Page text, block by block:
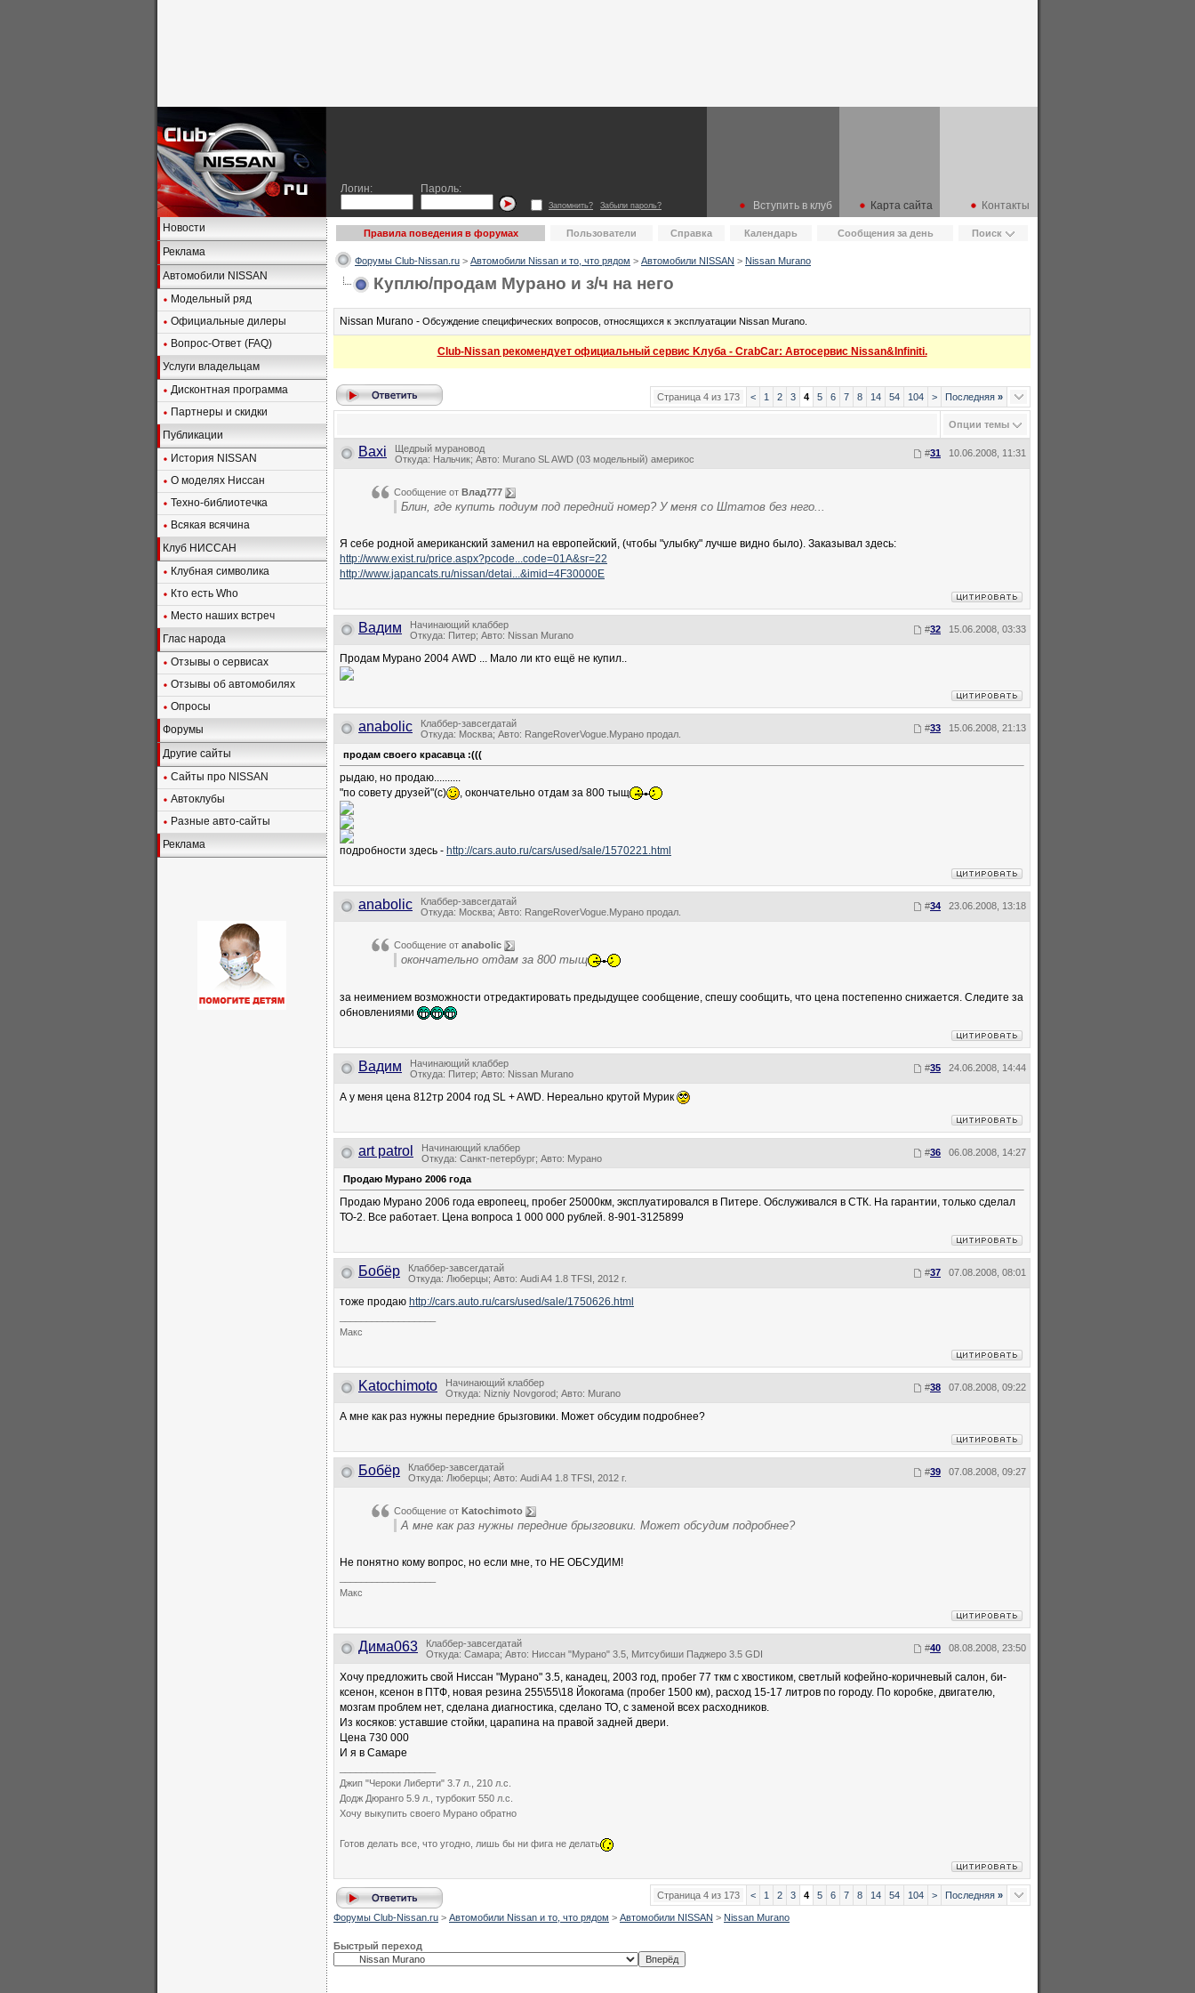
Логин: Пароль:
Запомнить? Забыли пароль? Вступить в клуб Карта сайта
Контакты
Новости
Реклама
Автомобили NISSAN
Модельный ряд
Официальные дилеры
Вопрос-Ответ (FAQ)
Услуги владельцам
Дисконтная программа
Партнеры и скидки
Публикации
История NISSAN
О моделях Ниссан
Техно-библиотечка
Всякая всячина
Клуб НИССАН
Клубная символика
Кто есть Who
Место наших встреч
Глас народа
Отзывы о сервисах
Отзывы об автомобилях
Опросы
Форумы
Другие сайты
Сайты про NISSAN
Автоклубы
Разные авто-сайты
Реклама
Правила поведения в форумах Пользователи Справка Календарь Сообщения за день Поиск
Форумы Club-Nissan.ru > Автомобили Nissan и то, что рядом > Автомобили NISSAN > Nissan Murano
Куплю/продам Мурано и з/ч на него
Nissan Murano - Обсуждение специфических вопросов, относящихся к эксплуатации Nissan Murano.
Club-Nissan рекомендует официальный сервис Kлуба - CrabCar: Автосервис Nissan&Infiniti.
Страница 4 из 173 < 1 2 3 4 5 6 7 8 14 54 104 > Последняя »
Опции темы
Baxi
Щедрый мурановод
Откуда: Нальчик; Авто: Murano SL AWD (03 модельный) америкос
#31 10.06.2008, 11:31
Сообщение от Влад777
Блин, где купить подиум под передний номер? У меня со Штатов без него...
Я себе родной американский заменил на европейский, (чтобы "улыбку" лучше видно было). Заказывал здесь:
http://www.exist.ru/price.aspx?pcode...code=01A&sr=22
http://www.japancats.ru/nissan/detai...&imid=4F30000E
Baдим
Начинающий клаббер
Откуда: Питер; Авто: Nissan Murano
#32 15.06.2008, 03:33
Продам Мурано 2004 AWD ... Мало ли кто ещё не купил..
anabolic
Клаббер-завсегдатай
Откуда: Москва; Авто: RangeRoverVogue.Мурано продал.
#33 15.06.2008, 21:13
продам своего красавца :(((
рыдаю, но продаю..........
"по совету друзей"(с)
, окончательно отдам за 800 тыщ
подробности здесь - http://cars.auto.ru/cars/used/sale/1570221.html
anabolic
Клаббер-завсегдатай
Откуда: Москва; Авто: RangeRoverVogue.Мурано продал.
#34 23.06.2008, 13:18
Сообщение от anabolic
окончательно отдам за 800 тыщ
за неимением возможности отредактировать предыдущее сообщение, спешу сообщить, что цена постепенно снижается. Следите за
обновлениями
Baдим
Начинающий клаббер
Откуда: Питер; Авто: Nissan Murano
#35 24.06.2008, 14:44
А у меня цена 812тр 2004 год SL + AWD. Нереально крутой Мурик
art patrol
Начинающий клаббер
Откуда: Санкт-петербург; Авто: Мурано
#36 06.08.2008, 14:27
Продаю Мурано 2006 года
Продаю Мурано 2006 года европеец, пробег 25000км, эксплуатировался в Питере. Обслуживался в СТК. На гарантии, только сделал
ТО-2. Все работает. Цена вопроса 1 000 000 рублей. 8-901-3125899
Бобёр
Клаббер-завсегдатай
Откуда: Люберцы; Авто: Audi A4 1.8 TFSI, 2012 г.
#37 07.08.2008, 08:01
тоже продаю http://cars.auto.ru/cars/used/sale/1750626.html
Макс
Katochimoto
Начинающий клаббер
Откуда: Nizniy Novgorod; Авто: Murano
#38 07.08.2008, 09:22
А мне как раз нужны передние брызговики. Может обсудим подробнее?
Бобёр
Клаббер-завсегдатай
Откуда: Люберцы; Авто: Audi A4 1.8 TFSI, 2012 г.
#39 07.08.2008, 09:27
Сообщение от Katochimoto
А мне как раз нужны передние брызговики. Может обсудим подробнее?
Не понятно кому вопрос, но если мне, то НЕ ОБСУДИМ!
Макс
Дима063
Клаббер-завсегдатай
Откуда: Самара; Авто: Ниссан "Мурано" 3.5, Митсубиши Паджеро 3.5 GDI
#40 08.08.2008, 23:50
Хочу предложить свой Ниссан "Мурано" 3.5, канадец, 2003 год, пробег 77 ткм с хвостиком, светлый кофейно-коричневый салон, би-
ксенон, ксенон в ПТФ, новая резина 255\55\18 Йокогама (пробег 1500 км), расход 15-17 литров по городу. По коробке, двигателю,
мозгам проблем нет, сделана диагностика, сделано ТО, с заменой всех расходников.
Из косяков: уставшие стойки, царапина на правой задней двери.
Цена 730 000
И я в Самаре
Джип "Чероки Либерти" 3.7 л., 210 л.с.
Додж Дюранго 5.9 л., турбокит 550 л.с.
Хочу выкупить своего Мурано обратно
Готов делать все, что угодно, лишь бы ни фига не делать
Страница 4 из 173 < 1 2 3 4 5 6 7 8 14 54 104 > Последняя »
Форумы Club-Nissan.ru > Автомобили Nissan и то, что рядом > Автомобили NISSAN > Nissan Murano
Быстрый переход